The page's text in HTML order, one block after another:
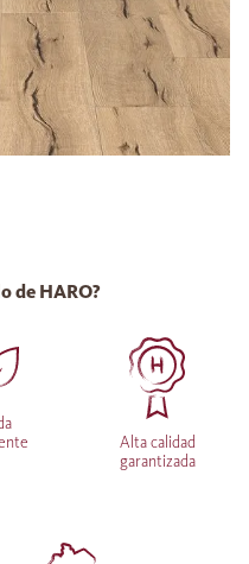
de HARO?
Alta calidad
garantizada